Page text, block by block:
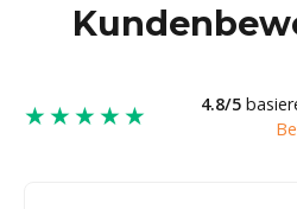
★★★★★ 4.8/5